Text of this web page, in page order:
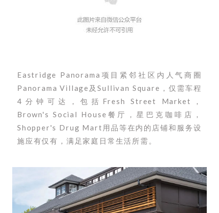
Eastridge Panorama项目紧邻社区内人气商圈
Panorama Village及Sullivan Square，仅需车程
4分钟可达，包括Fresh Street Market，
Brown's Social House餐厅，星巴克咖啡店，
Shopper's Drug Mart用品等在内的店铺和服务设
施应有仅有，满足家庭日常生活所需。